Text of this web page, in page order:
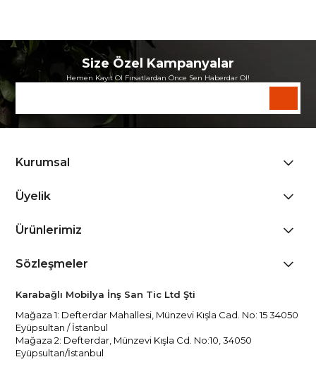
Size Özel Kampanyalar
Hemen Kayıt Ol Fırsatlardan Önce Sen Haberdar Ol!
Kurumsal
Üyelik
Ürünlerimiz
Sözleşmeler
Karabağlı Mobilya İnş San Tic Ltd Şti
Mağaza 1: Defterdar Mahallesi, Münzevi Kışla Cad. No: 15 34050
Eyüpsultan / İstanbul
Mağaza 2: Defterdar, Münzevi Kışla Cd. No:10, 34050
Eyüpsultan/İstanbul